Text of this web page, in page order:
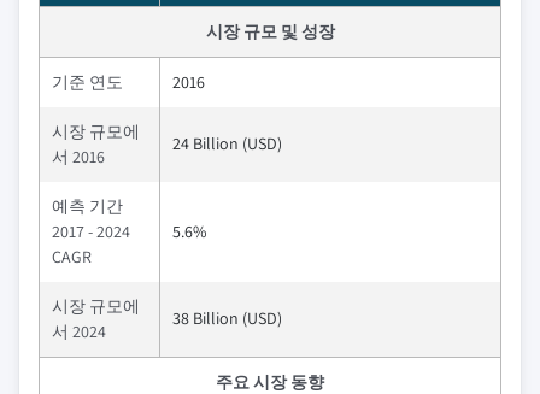
시장 규모 및 성장
기준 연도 2016
시장 규모에
서 2016
24 Billion (USD)
예측 기간
2017 - 2024
CAGR
5.6%
시장 규모에
서 2024
38 Billion (USD)
주요 시장 동향